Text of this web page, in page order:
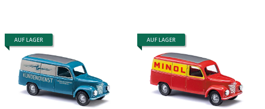
AUF LAGER AUF LAGER